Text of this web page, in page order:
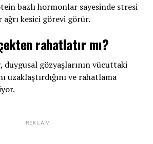
bazlı hormonlar sayesinde stresi
ağrı kesici görevi görür.
rahatlatır mı?
duygusal gözyaşlarının vücuttaki
uzaklaştırdığını ve rahatlama
REKLAM